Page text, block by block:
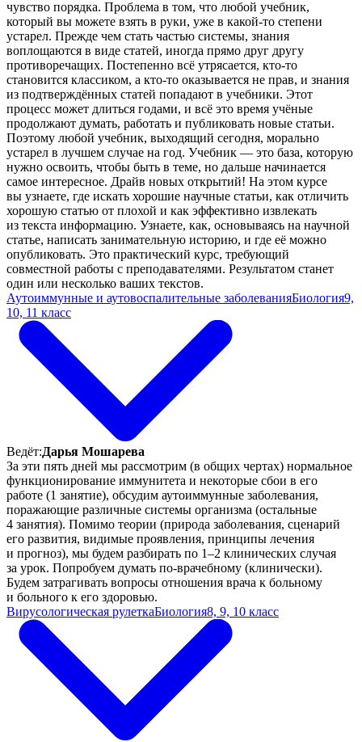
чувство порядка. Проблема в том, что любой учебник,
который вы можете взять в руки, уже в какой-то степени
устарел. Прежде чем стать частью системы, знания
воплощаются в виде статей, иногда прямо друг другу
противоречащих. Постепенно всё утрясается, кто-то
становится классиком, а кто-то оказывается не прав, и знания
из подтверждённых статей попадают в учебники. Этот
процесс может длиться годами, и всё это время учёные
продолжают думать, работать и публиковать новые статьи.
Поэтому любой учебник, выходящий сегодня, морально
устарел в лучшем случае на год. Учебник — это база, которую
нужно освоить, чтобы быть в теме, но дальше начинается
самое интересное. Драйв новых открытий! На этом курсе
вы узнаете, где искать хорошие научные статьи, как отличить
хорошую статью от плохой и как эффективно извлекать
из текста информацию. Узнаете, как, основываясь на научной
статье, написать занимательную историю, и где её можно
опубликовать. Это практический курс, требующий
совместной работы с преподавателями. Результатом станет
один или несколько ваших текстов.
Аутоиммунные и аутовоспалительные заболеванияБиология9,
10, 11 класс
Ведёт:Дарья Мошарева
За эти пять дней мы рассмотрим (в общих чертах) нормальное
функционирование иммунитета и некоторые сбои в его
работе (1 занятие), обсудим аутоиммунные заболевания,
поражающие различные системы организма (остальные
4 занятия). Помимо теории (природа заболевания, сценарий
его развития, видимые проявления, принципы лечения
и прогноз), мы будем разбирать по 1–2 клинических случая
за урок. Попробуем думать по-врачебному (клинически).
Будем затрагивать вопросы отношения врача к больному
и больного к его здоровью.
Вирусологическая рулеткаБиология8, 9, 10 класс